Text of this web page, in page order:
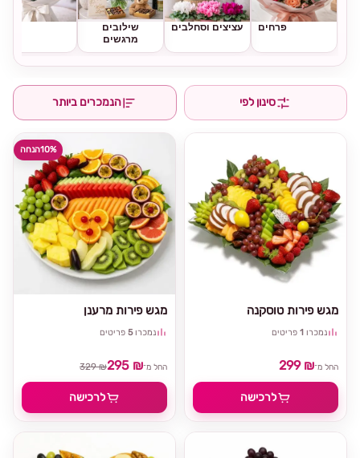
פרחים עציצים וסחלבים
שילובים
מרגשים
סינון לפי הנמכרים ביותר
10%הנחה
מגש פירות מרענן
נמכרו5 פריטים
החל מ־295 ₪
329 ₪
לרכישה
מגש פירות טוסקנה
נמכרו 1 פריטים
החל מ־299 ₪
לרכישה